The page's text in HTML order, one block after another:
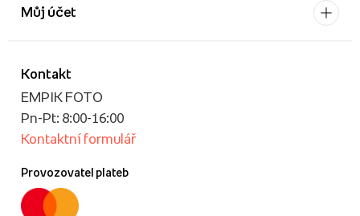
Kontakt
EMPIK FOTO
Pn-Pt: 8:00-16:00
Kontaktní formulář
Provozovatel plateb
Můj účet